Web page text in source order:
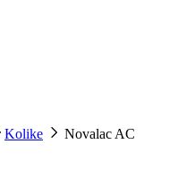
Kolike Novalac AC